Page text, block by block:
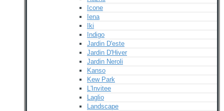
Icone
Iena
Iki
Indigo
Jardin D'este
Jardin D'Hiver
Jardin Neroli
Kanso
Kew Park
L'Invitee
Laglio
Landscape